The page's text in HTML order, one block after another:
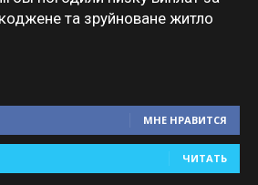
та зруйноване житло
МНЕ НРАВИТСЯ
ЧИТАТЬ